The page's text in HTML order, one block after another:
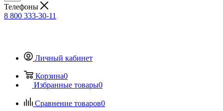
Телефоны
8 800 333-30-11
Личный кабинет
Корзина0
Избранные товары0
Сравнение товаров0